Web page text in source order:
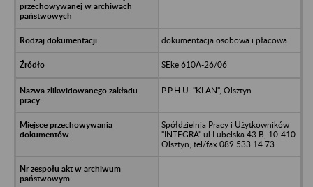
dokumentacja osobowa i płacowa
SEke 610A-26/06
P.P.H.U. "KLAN", Olsztyn
Spółdzielnia Pracy i Użytkowników
"INTEGRA" ul.Lubelska 43 B, 10-410
Olsztyn; tel/fax 089 533 14 73